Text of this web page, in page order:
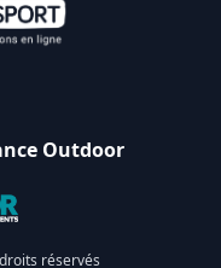
Outdoor
réservés